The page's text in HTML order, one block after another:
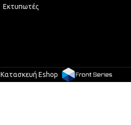
Εκτυπωτές
Κατασκευή Eshop